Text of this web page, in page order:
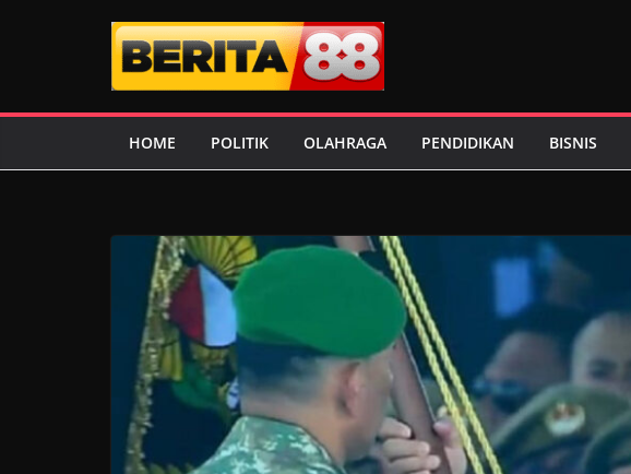
HOME POLITIK OLAHRAGA PENDIDIKAN BISNIS